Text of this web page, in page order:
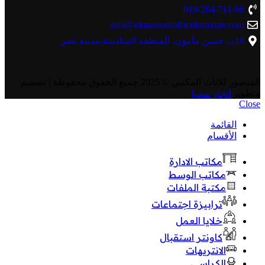
010-264-711-66
info@elmansourofficefurniture.com
10ب حسن مأمون. المنطقة السادسة.مدينة نصر
انجاز ميديا
Close
القائمة
الأقسام
مكاتب الادارة
مكاتب الوسط
مكتبة الملفات
ترابيزة اجتماعات
خلايا العمل
كاونتر استقبال
الانتريهات